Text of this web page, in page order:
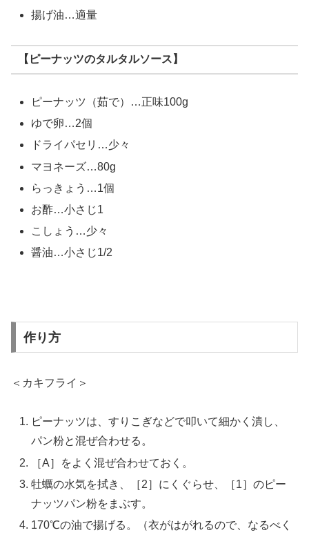
揚げ油…適量
【ピーナッツのタルタルソース】
ピーナッツ（茹で）…正味100g
ゆで卵…2個
ドライパセリ…少々
マヨネーズ…80g
らっきょう…1個
お酢…小さじ1
こしょう…少々
醤油…小さじ1/2
作り方
＜カキフライ＞
ピーナッツは、すりこぎなどで叩いて細かく潰し、
パン粉と混ぜ合わせる。
［A］をよく混ぜ合わせておく。
牡蠣の水気を拭き、［2］にくぐらせ、［1］のピー
ナッツパン粉をまぶす。
170℃の油で揚げる。（衣がはがれるので、なるべく